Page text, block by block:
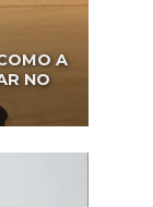
A
NO